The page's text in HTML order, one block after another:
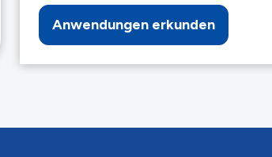
Anwendungen erkunden